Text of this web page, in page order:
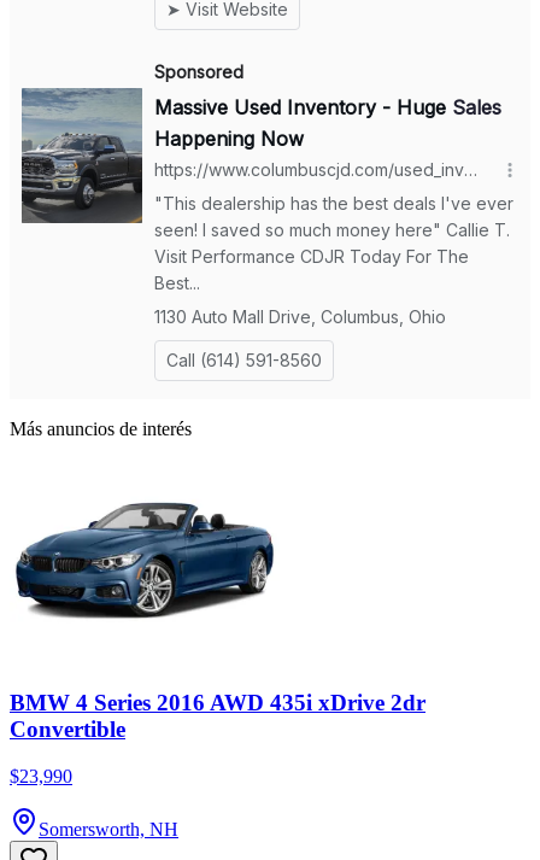
Más anuncios de interés
BMW 4 Series 2016 AWD 435i xDrive 2dr
Convertible
$23,990
Somersworth, NH